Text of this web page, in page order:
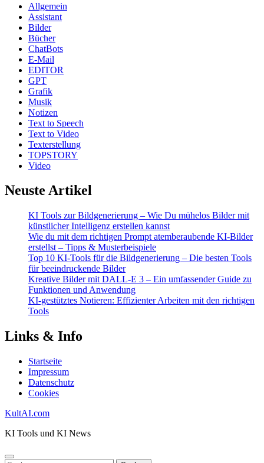
Allgemein
Assistant
Bilder
Bücher
ChatBots
E-Mail
EDITOR
GPT
Grafik
Musik
Notizen
Text to Speech
Text to Video
Texterstellung
TOPSTORY
Video
Neuste Artikel
KI Tools zur Bildgenerierung – Wie Du mühelos Bilder mit
künstlicher Intelligenz erstellen kannst
Wie du mit dem richtigen Prompt atemberaubende KI-Bilder
erstellst – Tipps & Musterbeispiele
Top 10 KI-Tools für die Bildgenerierung – Die besten Tools
für beeindruckende Bilder
Kreative Bilder mit DALL-E 3 – Ein umfassender Guide zu
Funktionen und Anwendung
KI-gestütztes Notieren: Effizienter Arbeiten mit den richtigen
Tools
Links & Info
Startseite
Impressum
Datenschutz
Cookies
KultAI.com
KI Tools und KI News